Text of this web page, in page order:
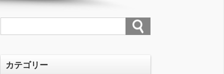
カテゴリー